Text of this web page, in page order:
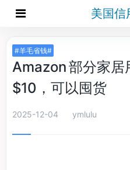
美国信
#羊毛省钱#
Amazon 部分家居
$10，可以囤货
2025-12-04 ymlulu